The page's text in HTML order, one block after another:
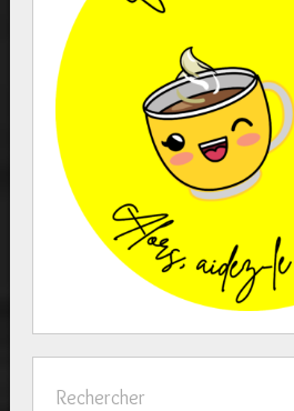
Rechercher